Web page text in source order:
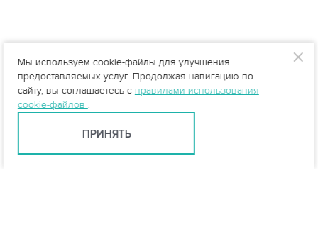
Мы используем cookie-файлы для улучшения
предоставляемых услуг. Продолжая навигацию по
сайту, вы соглашаетесь с правилами использования
cookie-файлов .
ПРИНЯТЬ